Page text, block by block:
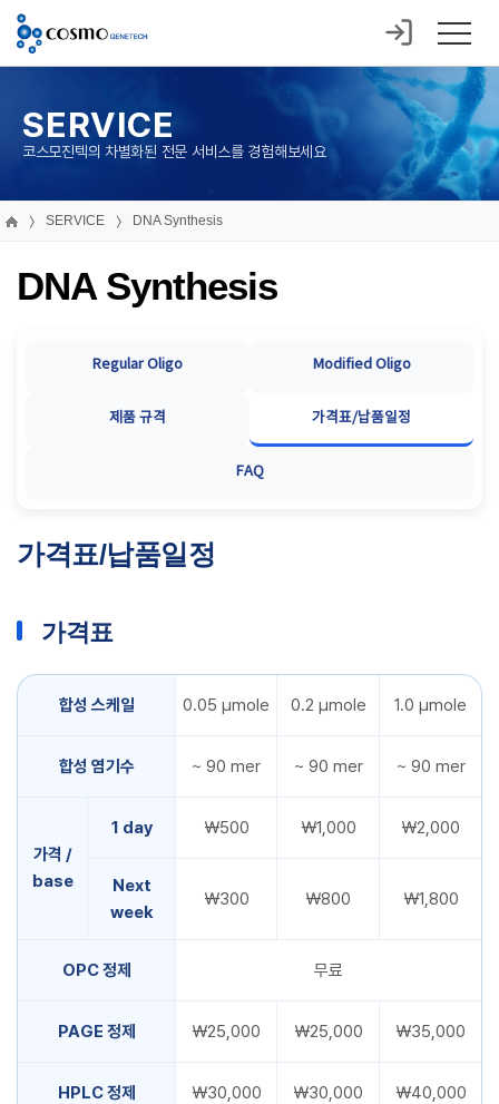
SERVICE
코스모진텍의 차별화된 전문 서비스를 경험해보세요
SERVICE DNA Synthesis
DNA Synthesis
Regular Oligo Modified Oligo
제품 규격 가격표/납품일정
FAQ
가격표/납품일정
가격표
합성 스케일 0.05 µmole 0.2 µmole 1.0 µmole
합성 염기수 ~ 90 mer ~ 90 mer ~ 90 mer
가격 /
base
1 day ￦500 ￦1,000 ￦2,000
Next
week
￦300 ￦800 ￦1,800
OPC 정제 무료
PAGE 정제 ￦25,000 ￦25,000 ￦35,000
HPLC 정제 ￦30,000 ￦30,000 ￦40,000